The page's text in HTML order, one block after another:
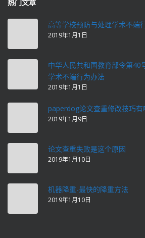
热门文章
高等学校预防与处理学术不端
2019年1月1日
中华人民共和国教育部令第40
学术不端行为办法
2019年1月1日
paperdog论文查重修改技巧有
2019年1月9日
论文查重失败是这个原因
2019年1月10日
机器降重-最快的降重方法
2019年1月10日